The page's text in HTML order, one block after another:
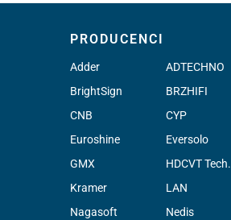
PRODUCENCI
Adder ADTECHNO
BrightSign
BRZHIFI
CNB
CYP
Euroshine
Eversolo
GMX
HDCVT Tech.
Kramer
LAN
Nagasoft
Nedis